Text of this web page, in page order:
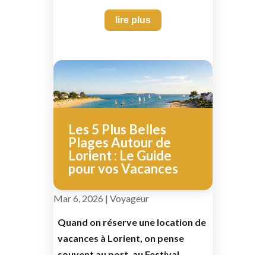
lire plus
Les 5 Plus Belles
Plages Autour de
Lorient : Le Guide
pour vos Vacances
Mar 6, 2026 | Voyageur
Quand on réserve une location de
vacances à Lorient, on pense